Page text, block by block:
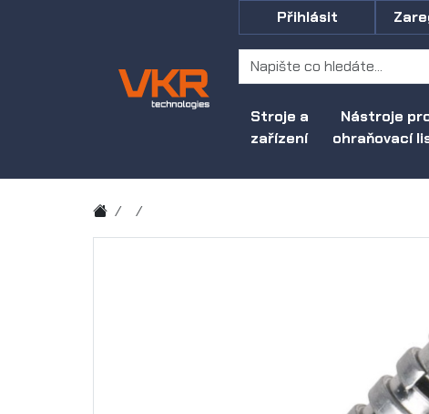
Stroje a
zařízení
Nástroje
ohraňovací
Přihlásit